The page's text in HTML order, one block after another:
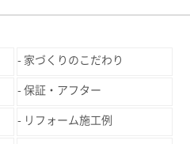
家づくりのこだわり
保証・アフター
リフォーム施工例